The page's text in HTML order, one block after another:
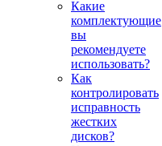
Какие
комплектующие
вы
рекомендуете
использовать?
Как
контролировать
исправность
жестких
дисков?